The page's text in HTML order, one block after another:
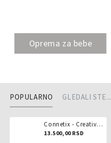
Oprema za bebe
POPULARNO GLEDALI STE...
Connetix - Creative pack 102 dela
13.500,00 RSD